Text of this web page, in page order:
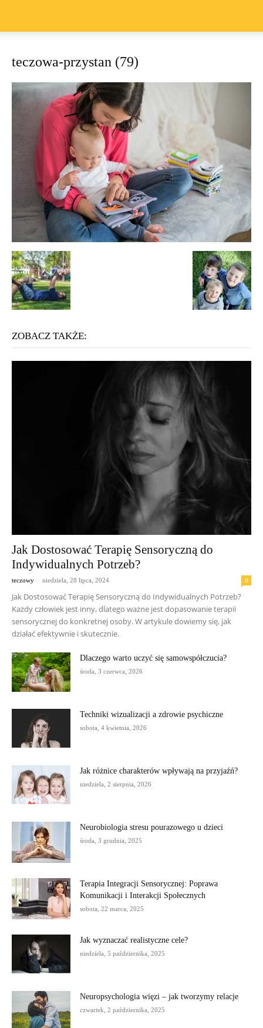
teczowa-przystan (79)
ZOBACZ TAKŻE:
Jak Dostosować Terapię Sensoryczną do
Indywidualnych Potrzeb?
teczowy - niedziela, 28 lipca, 2024 0
Jak Dostosować Terapię Sensoryczną do Indywidualnych Potrzeb?
Każdy człowiek jest inny, dlatego ważne jest dopasowanie terapii
sensorycznej do konkretnej osoby. W artykule dowiemy się, jak
działać efektywnie i skutecznie.
Dlaczego warto uczyć się samowspółczucia?
środa, 3 czerwca, 2026
Techniki wizualizacji a zdrowie psychiczne
sobota, 4 kwietnia, 2026
Jak różnice charakterów wpływają na przyjaźń?
niedziela, 2 sierpnia, 2026
Neurobiologia stresu pourazowego u dzieci
środa, 3 grudnia, 2025
Terapia Integracji Sensorycznej: Poprawa
Komunikacji i Interakcji Społecznych
sobota, 22 marca, 2025
Jak wyznaczać realistyczne cele?
niedziela, 5 października, 2025
Neuropsychologia więzi – jak tworzymy relacje
czwartek, 2 października, 2025